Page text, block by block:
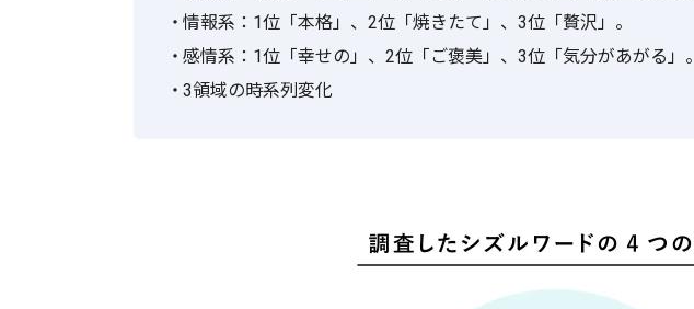
情報系：1位「本格」、2位「焼きたて」、3位「贅沢」。
感情系：1位「幸せの」、2位「ご褒美」、3位「気分があがる」。
3領域の時系列変化